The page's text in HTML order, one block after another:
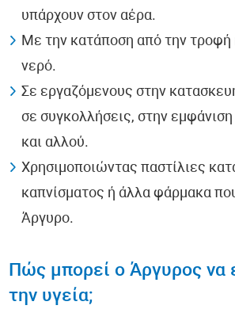
υπάρχουν στον αέρα.
Με την κατάποση από την τροφή
νερό.
Σε εργαζόμενους στην
σε συγκολλήσεις, στην
και αλλού.
Χρησιμοποιώντας παστίλιες
καπνίσματος ή άλλα φάρμακα
Άργυρο.
Πώς μπορεί ο Άργυρος να
την υγεία;